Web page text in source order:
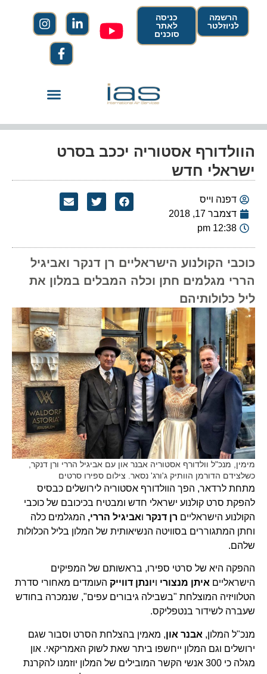
הרשמה
לניוזלטר
כניסה
לאתר
סוכנים
הוולדורף אסטוריה יככב בסרט
ישראלי חדש
דפנה וייס
דצמבר 17, 2018
12:38 pm
כוכבי הקולנוע הישראליים רן דנקר ואביגיל
הררי מגלמים חתן וכלה המבלים במלון את
ליל כלולותיהם
מימין, מנכ"ל וולדורף אסטוריה אבנר און עם אביגיל הררי ורן דנקר,
כשלצידם הדורמן הוותיק ג'ורג' נסאר. צילום ספירו סרטים
מתחת לרדאר, הפך הוולדורף אסטוריה לירושלים כבסיס
להפקת סרט קולנוע ישראלי חדש ומבטיח בכיכובם של כוכבי
הקולנוע הישראליים רן דנקר ואביגיל הררי, המגלמים כלה
וחתן המתגוררים בסוויטה הנשיאותית של המלון בליל הכלולות
שלהם.
ההפקה היא של סרטי ספירו, בראשותם של המפיקים
הישראליים איתן מנצורי ויונתן דווייק העומדים מאחורי סדרת
הטלוויזיה המוצלחת "בשבילה גיבורים עפים", שנמכרה בחודש
שעברה לשידור בנטפליקס.
מנכ"ל המלון, אבנר און, מאמין בהצלחת הסרט וסבור שגם
ירושלים וגם המלון ייחשפו ביתר שאת לשוק האמריקאי. און
מגלה כי 300 אנשי הקשר המובילים של המלון יוזמנו להקרנת